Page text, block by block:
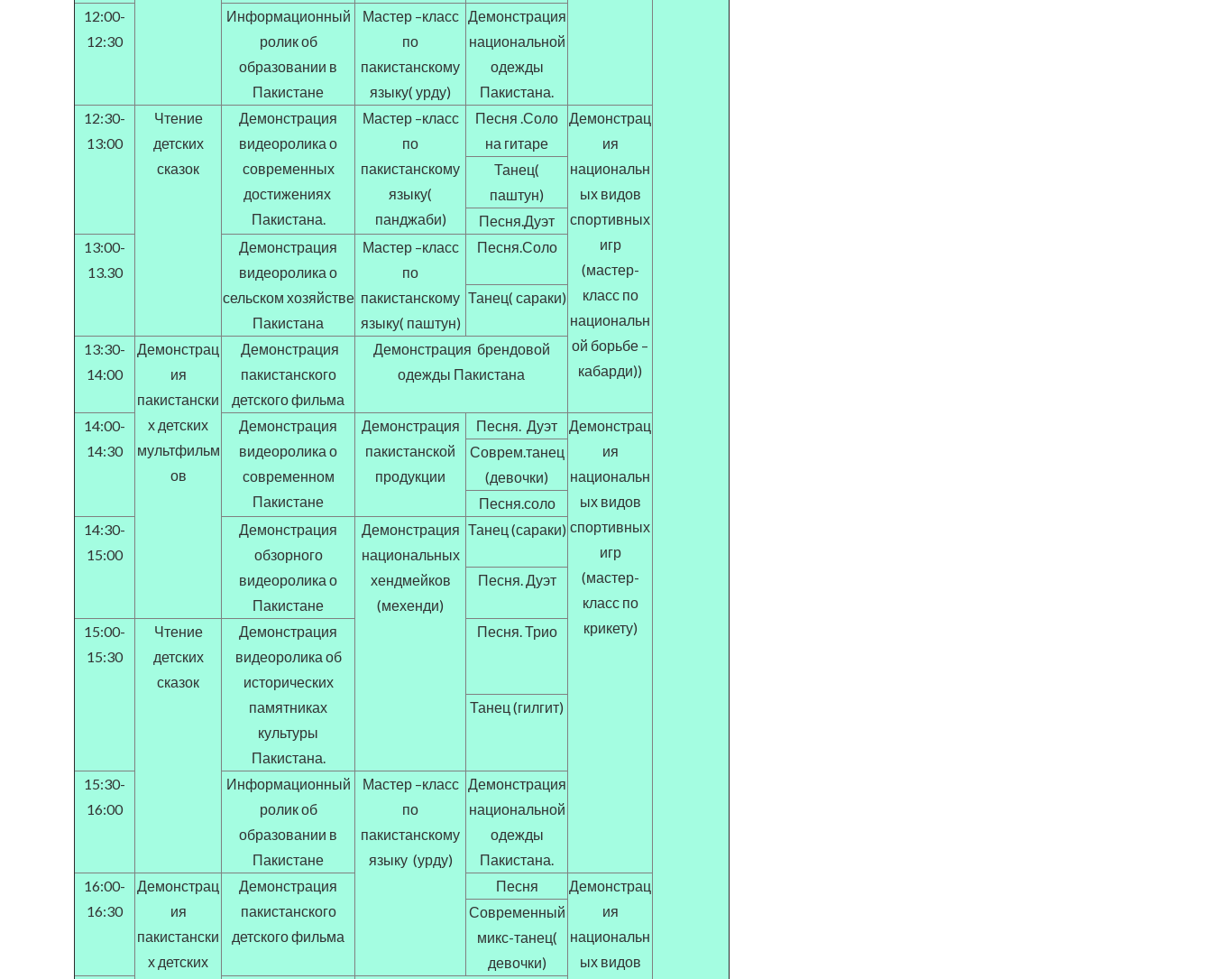
12:00-
12:30
Информационный
ролик об
образовании в
Пакистане
Мастер –класс
по
пакистанскому
языку( урду)
Демонстрация
национальной
одежды
Пакистана.
12:30-
13:00
Чтение
детских
сказок
Демонстрация
видеоролика о
современных
достижениях
Пакистана.
Мастер –класс
по
пакистанскому
языку(
панджаби)
Песня .Соло
на гитаре
Демонстрац
ия
национальн
ых видов
спортивных
игр
(мастер-
класс по
национальн
ой борьбе –
кабарди))
Танец(
паштун)
Песня.Дуэт
13:00-
13.30
Демонстрация
видеоролика о
сельском хозяйстве
Пакистана
Мастер –класс
по
пакистанскому
языку( паштун)
Песня.Соло
Танец( сараки)
13:30-
14:00
Демонстрац
ия
пакистански
х детских
мультфильм
ов
Демонстрация
пакистанского
детского фильма
Демонстрация брендовой
одежды Пакистана
14:00-
14:30
Демонстрация
видеоролика о
современном
Пакистане
Демонстрация
пакистанской
продукции
Песня. Дуэт
Демонстрац
ия
национальн
ых видов
спортивных
игр
(мастер-
класс по
крикету)
Соврем.танец
(девочки)
Песня.соло
14:30-
15:00
Демонстрация
обзорного
видеоролика о
Пакистане
Демонстрация
национальных
хендмейков
(мехенди)
Танец (сараки)
Песня. Дуэт
15:00-
15:30
Чтение
детских
сказок
Демонстрация
видеоролика об
исторических
памятниках
культуры
Пакистана.
Песня. Трио
Танец (гилгит)
15:30-
16:00
Информационный
ролик об
образовании в
Пакистане
Мастер –класс
по
пакистанскому
языку (урду)
Демонстрация
национальной
одежды
Пакистана.
16:00-
16:30
Демонстрац
ия
пакистански
х детских
Демонстрация
пакистанского
детского фильма
Песня
Демонстрац
ия
национальн
ых видов
Современный
микс-танец(
девочки)